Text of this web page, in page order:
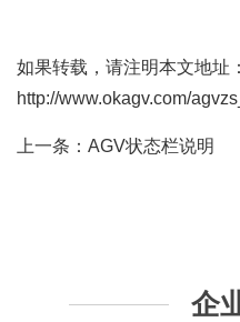
如果转载，请注明本文地址：
http://www.okagv.com/
上一条： AGV状态栏说明
企